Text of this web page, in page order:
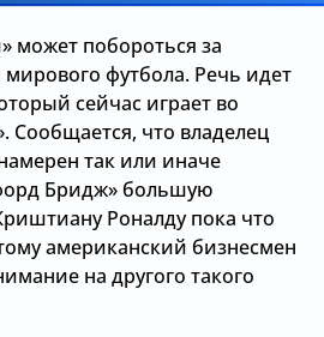
может побороться за
футбола. Речь идет
сейчас играет во
Сообщается, что владелец
так или иначе
Бридж» большую
Роналду пока что
американский бизнесмен
на другого такого